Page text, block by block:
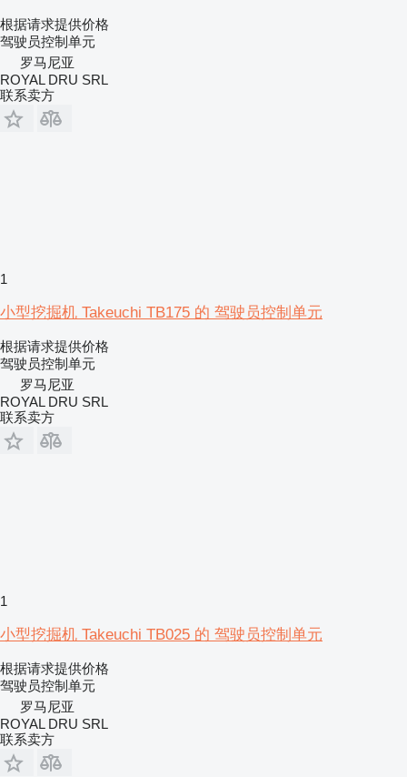
根据请求提供价格
驾驶员控制单元
罗马尼亚
ROYAL DRU SRL
联系卖方
1
小型挖掘机 Takeuchi TB175 的 驾驶员控制单元
根据请求提供价格
驾驶员控制单元
罗马尼亚
ROYAL DRU SRL
联系卖方
1
小型挖掘机 Takeuchi TB025 的 驾驶员控制单元
根据请求提供价格
驾驶员控制单元
罗马尼亚
ROYAL DRU SRL
联系卖方